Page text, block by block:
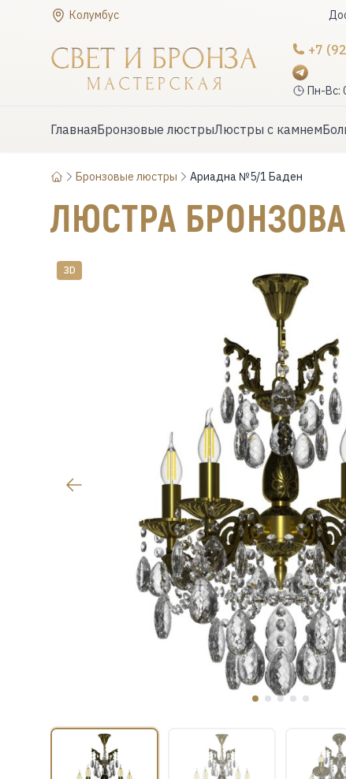
Колумбус
+7
Пн-Вс:
ГлавнаяБронзовые люстрыЛюстры с камнем
Бронзовые люстры Ариадна №5/1 Баден
ЛЮСТРА
ЗD